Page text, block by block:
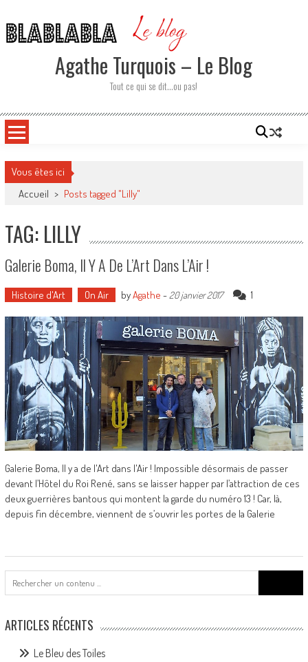
to
content
Agathe Turquois – Le Blog
Tout ce qui se dit…ou pas!
Vous êtes ici
Accueil > Posts tagged "Lilly"
TAG: LILLY
Galerie Boma, Il Y A De L’Art Dans L’Air !
Histoire d'Art On Air byAgathe - 20 janvier 2017 1
Galerie Boma, Il y a de l'Art dans l'Air ! Impossible désormais de passer
devant l’Hôtel du Roi René, sans se laisser happer par l’attraction de ces
deux guerrières bantous qui montent la garde du numéro 13 ! Car, là,
depuis fin décembre, viennent de s’ouvrir les portes de la Galerie
for:
ARTICLES RÉCENTS
Le Bleu des Toiles